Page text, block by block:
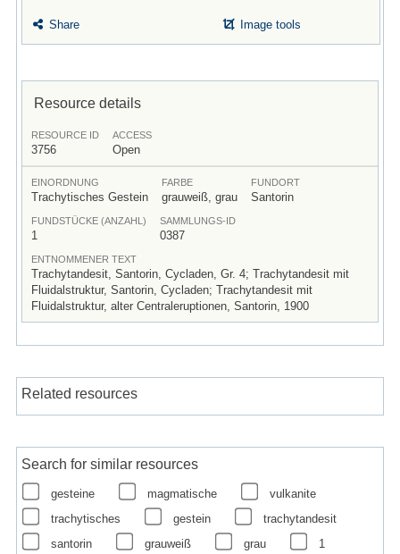
Share Image tools
Resource details
RESOURCE ID
3756
ACCESS
Open
EINORDNUNG
Trachytisches Gestein
FARBE
grauweiß, grau
FUNDORT
Santorin
FUNDSTÜCKE (ANZAHL)
1
SAMMLUNGS-ID
0387
ENTNOMMENER TEXT
Trachytandesit, Santorin, Cycladen, Gr. 4; Trachytandesit mit
Fluidalstruktur, Santorin, Cycladen; Trachytandesit mit
Fluidalstruktur, alter Centraleruptionen, Santorin, 1900
Related resources
Search for similar resources
gesteine magmatische
vulkanite
trachytisches
gestein
trachytandesit
santorin
grauweiß grau 1